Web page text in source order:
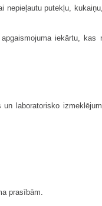
putekļu,
iekārtu, kas
laboratorisko
prasībām.